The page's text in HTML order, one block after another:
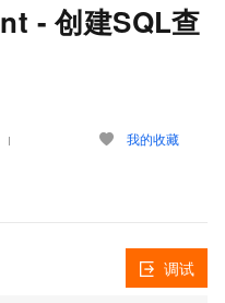
- 创建SQL查
我的收藏
调试